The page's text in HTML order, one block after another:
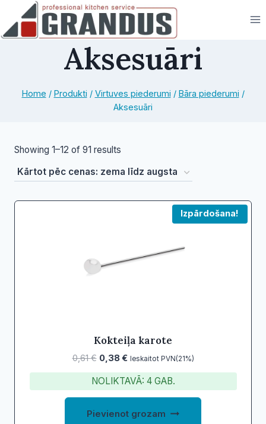
content
Aksesuāri
Home / Produkti / Virtuves piederumi / Bāra piederumi /
Aksesuāri
Showing 1–12 of 91 results
by
price:
low
Izpārdošana!
Kokteiļa karote
0,61€ Original
price
was:
0,61 €.
0,38€Current
price
is:
0,38 €.
Ieskaitot PVN(21%)
NOLIKTAVĀ: 4 GAB.
Pievienot grozam